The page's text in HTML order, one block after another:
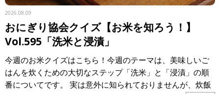
2026.08.09
おにぎり協会クイズ【お米を知ろう！】
Vol.595「洗米と浸漬」
今週のお米クイズはこちら！今週のテーマは、美味しいご
はんを炊くための大切なステップ「洗米」と「浸漬」の順
番についてです。 実は意外に知られておりませんが、炊飯